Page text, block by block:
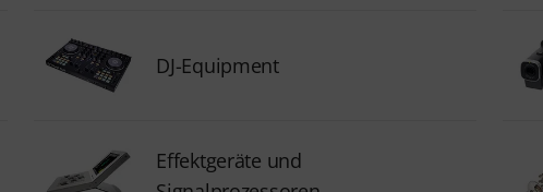
DJ-Equipment
Effektgeräte und